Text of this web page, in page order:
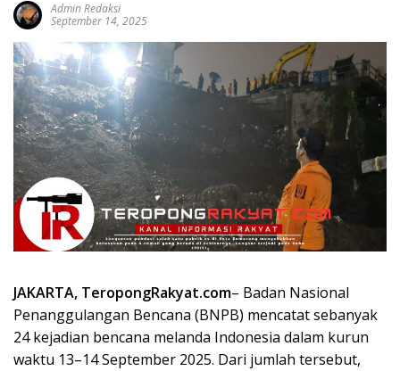
Admin Redaksi
September 14, 2025
JAKARTA, TeropongRakyat.com– Badan Nasional
Penanggulangan Bencana (BNPB) mencatat sebanyak
24 kejadian bencana melanda Indonesia dalam kurun
waktu 13–14 September 2025. Dari jumlah tersebut,